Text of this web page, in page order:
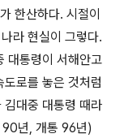
한산하다. 시절이
라 현실이 그렇다.
대통령이 서해안고
로를 놓은 것처럼
김대중 대통령 때라
년, 개통 96년)